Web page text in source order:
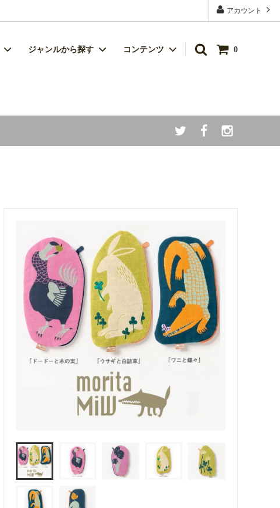
アカウント
0
ジャンルから探す コンテンツ